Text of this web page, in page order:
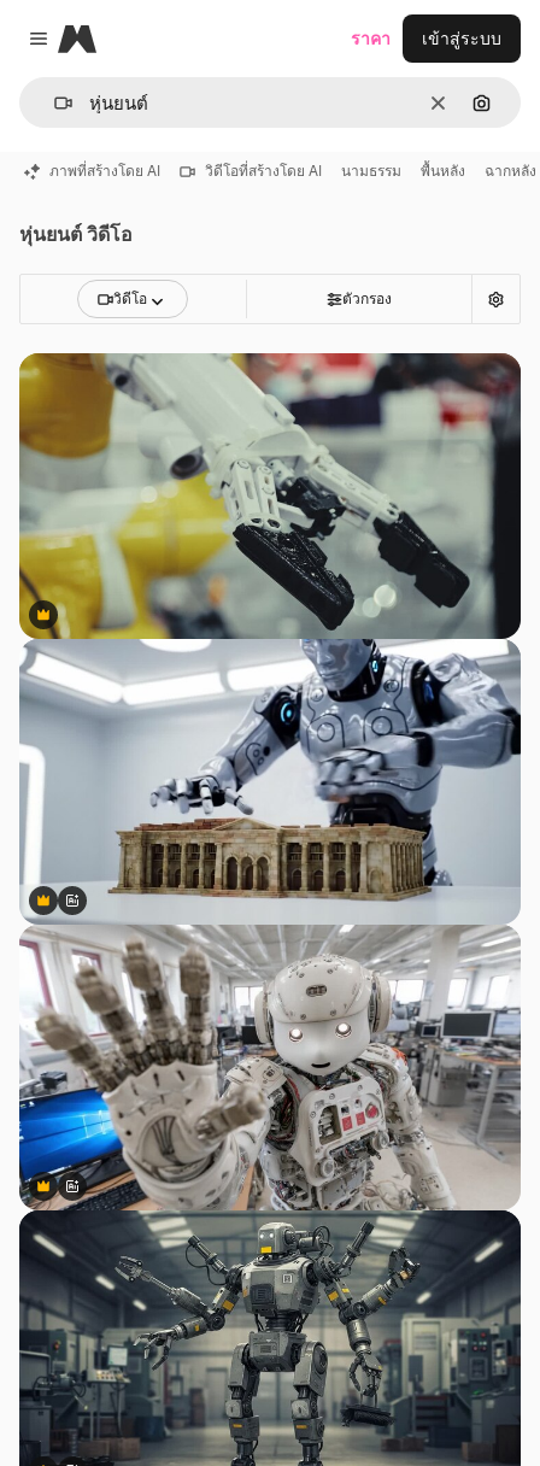
Close menu
Magnific
ชัดเจนค้นหา
ราคา เข้าสู่ระบบ
ภาพที่สร้างโดย AI วิดีโอที่สร้างโดย AI นามธรรม พื้นหลัง ฉากหลัง
หุ่นยนต์ วิดีโอ
วิดีโอ ตัวกรอง
Premium
Premium
Premium
Premium
สร้างขึ้นโดย AI
Premium
Premium
สร้างขึ้นโดย AI